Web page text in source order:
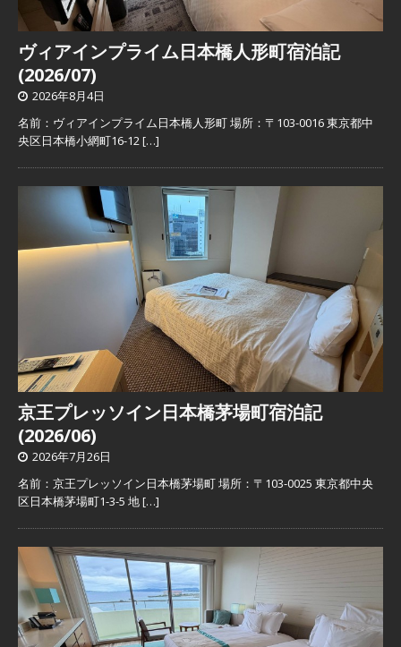
ヴィアインプライム日本橋人形町宿泊記
(2026/07)
2026年8月4日
名前：ヴィアインプライム日本橋人形町 場所：〒103-0016 東京都中
央区日本橋小網町16-12[…]
京王プレッソイン日本橋茅場町宿泊記
(2026/06)
2026年7月26日
名前：京王プレッソイン日本橋茅場町 場所：〒103-0025 東京都中央
区日本橋茅場町1-3-5 地[…]